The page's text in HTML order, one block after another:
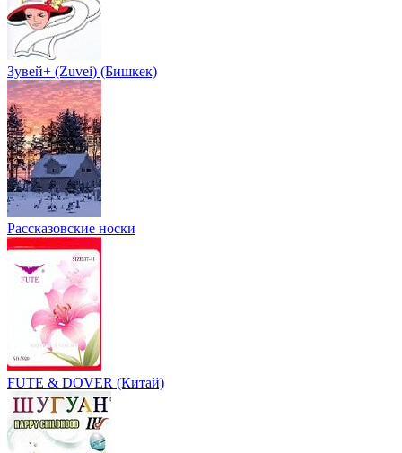
Зувей+ (Zuvei) (Бишкек)
Рассказовские носки
FUTE & DOVER (Китай)